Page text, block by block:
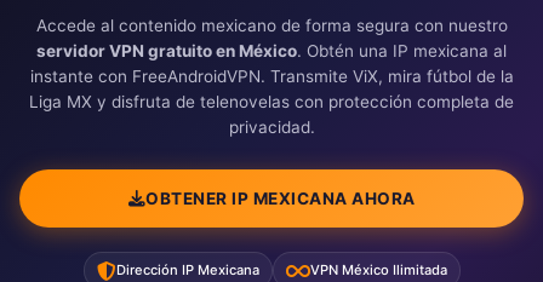
Accede al contenido mexicano de forma segura con nuestro
servidor VPN gratuito en México. Obtén una IP mexicana al
instante con FreeAndroidVPN. Transmite ViX, mira fútbol de la
Liga MX y disfruta de telenovelas con protección completa de
privacidad.
OBTENER IP MEXICANA AHORA
Dirección IP Mexicana VPN México Ilimitada